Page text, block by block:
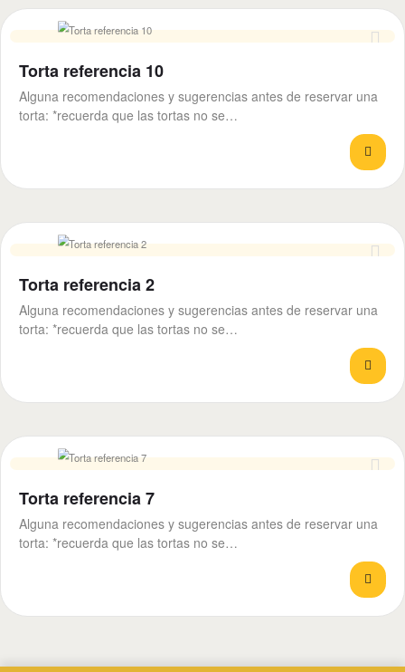
Torta referencia 10
Alguna recomendaciones y sugerencias antes de reservar una
torta: *recuerda que las tortas no se…
Torta referencia 2
Alguna recomendaciones y sugerencias antes de reservar una
torta: *recuerda que las tortas no se…
Torta referencia 7
Alguna recomendaciones y sugerencias antes de reservar una
torta: *recuerda que las tortas no se…